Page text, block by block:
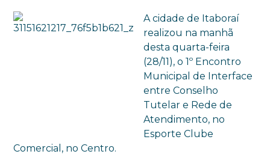
A cidade de Itaboraí
realizou na manhã
desta quarta-feira
(28/11), o 1º Encontro
Municipal de Interface
entre Conselho
Tutelar e Rede de
Atendimento, no
Esporte Clube
Comercial, no Centro.